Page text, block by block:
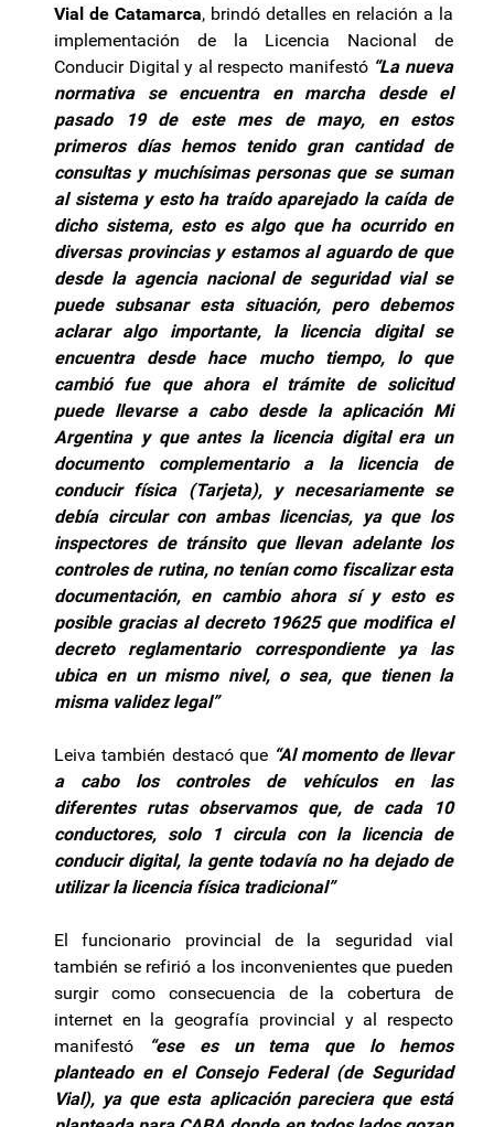
Vial de Catamarca, brindó detalles en relación a la
implementación de la Licencia Nacional de
Conducir Digital y al respecto manifestó “La nueva
normativa se encuentra en marcha desde el
pasado 19 de este mes de mayo, en estos
primeros días hemos tenido gran cantidad de
consultas y muchísimas personas que se suman
al sistema y esto ha traído aparejado la caída de
dicho sistema, esto es algo que ha ocurrido en
diversas provincias y estamos al aguardo de que
desde la agencia nacional de seguridad vial se
puede subsanar esta situación, pero debemos
aclarar algo importante, la licencia digital se
encuentra desde hace mucho tiempo, lo que
cambió fue que ahora el trámite de solicitud
puede llevarse a cabo desde la aplicación Mi
Argentina y que antes la licencia digital era un
documento complementario a la licencia de
conducir física (Tarjeta), y necesariamente se
debía circular con ambas licencias, ya que los
inspectores de tránsito que llevan adelante los
controles de rutina, no tenían como fiscalizar esta
documentación, en cambio ahora sí y esto es
posible gracias al decreto 19625 que modifica el
decreto reglamentario correspondiente ya las
ubica en un mismo nivel, o sea, que tienen la
misma validez legal”
Leiva también destacó que “Al momento de llevar
a cabo los controles de vehículos en las
diferentes rutas observamos que, de cada 10
conductores, solo 1 circula con la licencia de
conducir digital, la gente todavía no ha dejado de
utilizar la licencia física tradicional”
El funcionario provincial de la seguridad vial
también se refirió a los inconvenientes que pueden
surgir como consecuencia de la cobertura de
internet en la geografía provincial y al respecto
manifestó
“ese es un tema que lo hemos
planteado en el Consejo Federal (de Seguridad
Vial), ya que esta aplicación pareciera que está